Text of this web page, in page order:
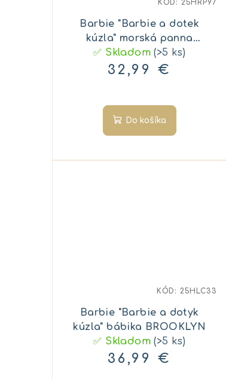
o
Barbie "Barbie a dotek
kúzla" morská panna
Malibu
✅ Skladom(>5 ks)
32,99 €
Do košíka
KÓD: 25HRP97
Barbie "Barbie a dotyk
kúzla" bábika BROOKLYN
✅ Skladom(>5 ks)
36,99 €
KÓD: 25HLC33